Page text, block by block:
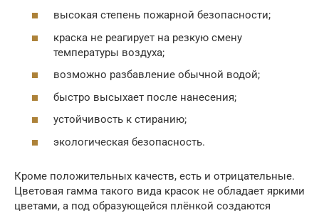
высокая степень пожарной безопасности;
краска не реагирует на резкую смену
температуры воздуха;
возможно разбавление обычной водой;
быстро высыхает после нанесения;
устойчивость к стиранию;
экологическая безопасность.
Кроме положительных качеств, есть и отрицательные.
Цветовая гамма такого вида красок не обладает яркими
цветами, а под образующейся плёнкой создаются